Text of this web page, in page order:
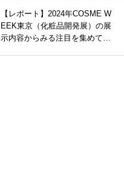
【レポート】2024年COSME W
EEK東京（化粧品開発展）の展
示内容からみる注目を集めてい